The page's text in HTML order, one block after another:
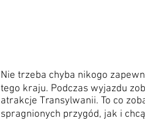
Nie trzeba chyba nikogo
tego kraju. Podczas wyjazdu
atrakcje Transylwanii. To co
spragnionych przygód, jak i